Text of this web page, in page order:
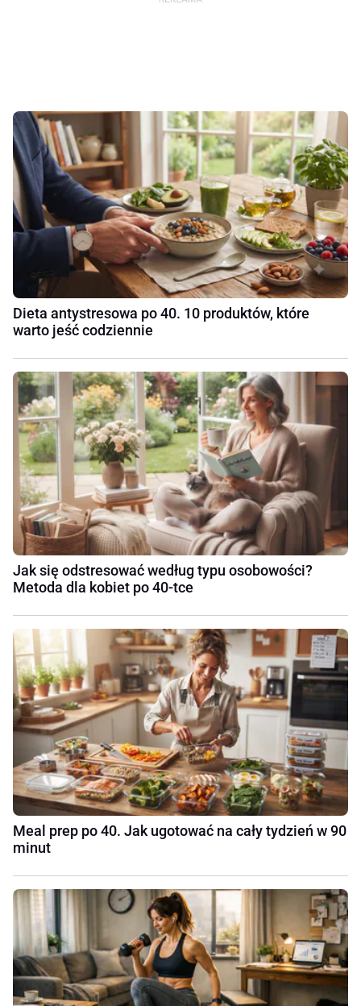
Dieta antystresowa po 40. 10 produktów, które
warto jeść codziennie
Jak się odstresować według typu osobowości?
Metoda dla kobiet po 40-tce
Meal prep po 40. Jak ugotować na cały tydzień w 90
minut